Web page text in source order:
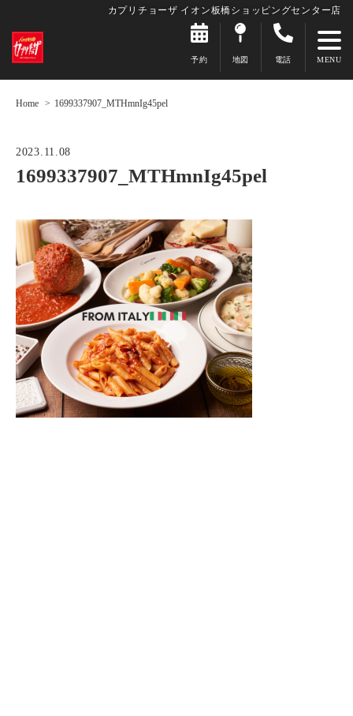
カプリチョーザ イオン板橋ショッピングセンター店
予約 地図 電話
Home 1699337907_MTHmnIg45pel
2023.11.08
1699337907_MTHmnIg45pel